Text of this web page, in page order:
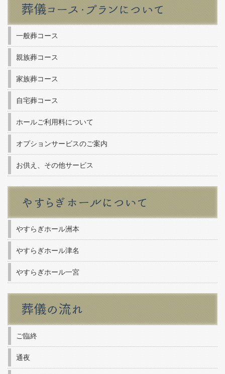
一般葬コース
親族葬コース
家族葬コース
自宅葬コース
ホールご利用料について
オプションサービスのご案内
お供え、その他サービス
やすらぎホール洲本
やすらぎホール津名
やすらぎホール一宮
ご臨終
通夜